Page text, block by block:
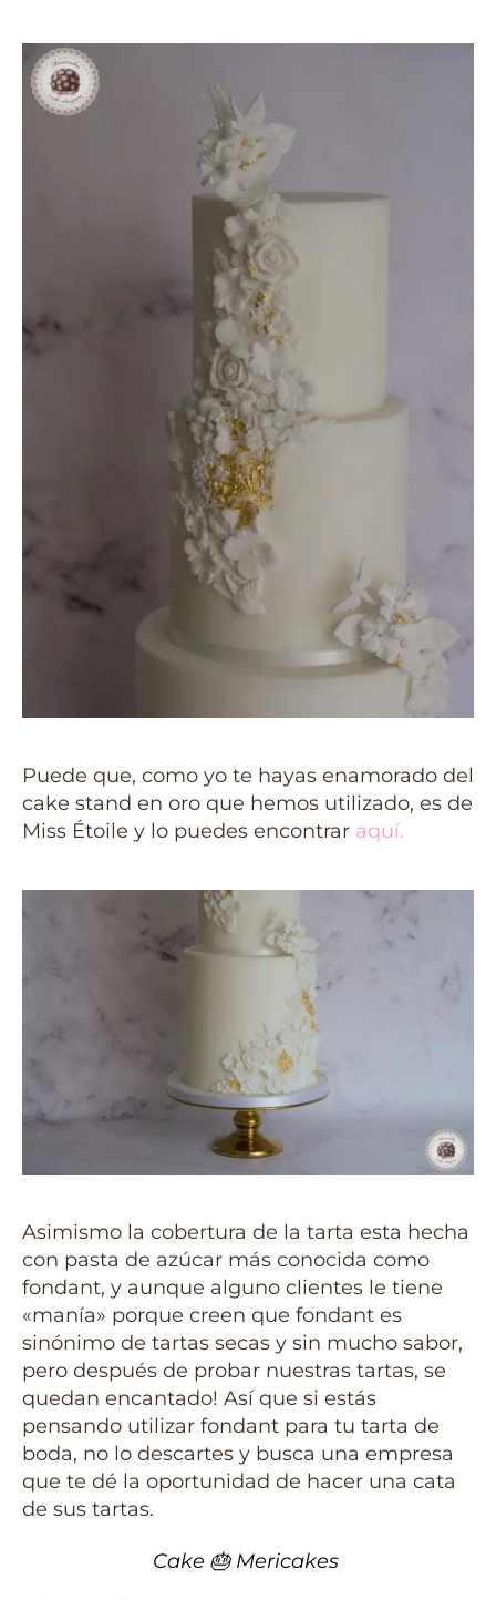
Puede que, como yo te hayas enamorado del
cake stand en oro que hemos utilizado, es de
Miss Étoile y lo puedes encontrar aquí.
Asimismo la cobertura de la tarta esta hecha
con pasta de azúcar más conocida como
fondant, y aunque alguno clientes le tiene
«manía» porque creen que fondant es
sinónimo de tartas secas y sin mucho sabor,
pero después de probar nuestras tartas, se
quedan encantado! Así que si estás
pensando utilizar fondant para tu tarta de
boda, no lo descartes y busca una empresa
que te dé la oportunidad de hacer una cata
de sus tartas.
Cake 🎂 Mericakes